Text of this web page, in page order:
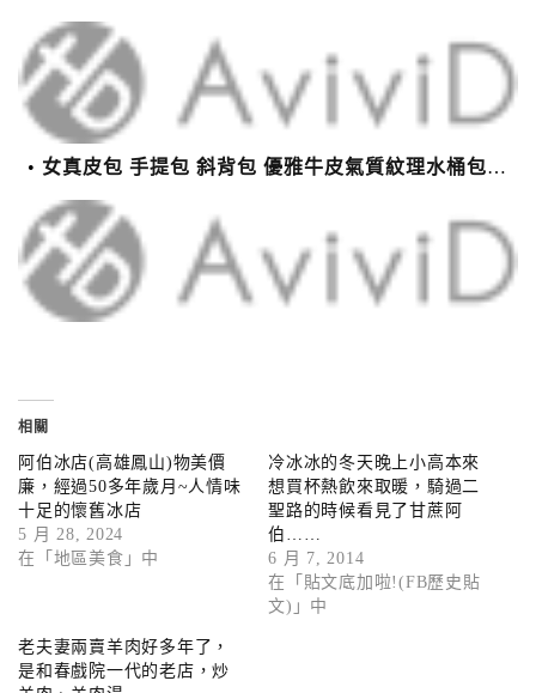
女真皮包 手提包 斜背包 優雅牛皮氣質紋理水桶包(2色)【XBO7950112】＊艾美時尚(現+預)
相關
阿伯冰店(高雄鳳山)物美價
廉，經過50多年歲月~人情味
十足的懷舊冰店
5 月 28, 2024
在「地區美食」中
冷冰冰的冬天晚上小高本來
想買杯熱飲來取暖，騎過二
聖路的時候看見了甘蔗阿
伯……
6 月 7, 2014
在「貼文底加啦!(FB歷史貼
文)」中
老夫妻兩賣羊肉好多年了，
是和春戲院一代的老店，炒